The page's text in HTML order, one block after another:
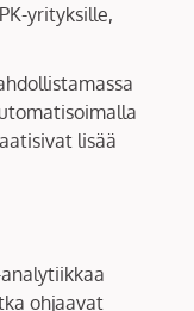
yrityksille,
lisää
ohjaavat